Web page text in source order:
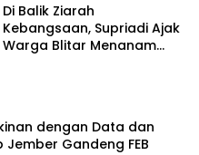
Di Balik Ziarah
Kebangsaan, Supriadi Ajak
Warga Blitar Menanam
dengan Data dan
Jember Gandeng FEB